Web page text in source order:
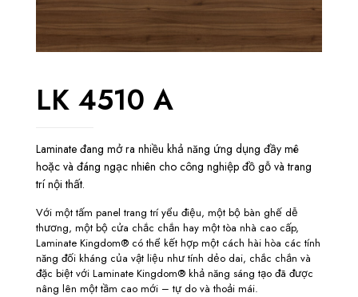
LK 4510 A
Laminate đang mở ra nhiều khả năng ứng dụng đầy mê
hoặc và đáng ngạc nhiên cho công nghiệp đồ gỗ và trang
trí nội thất.
Với một tấm panel trang trí yểu điệu, một bộ bàn ghế dễ
thương, một bộ cửa chắc chắn hay một tòa nhà cao cấp,
Laminate Kingdom® có thể kết hợp một cách hài hòa các tính
năng đối kháng của vật liệu như tính dẻo dai, chắc chắn và
đặc biệt với Laminate Kingdom® khả năng sáng tạo đã được
nâng lên một tầm cao mới – tự do và thoải mái.